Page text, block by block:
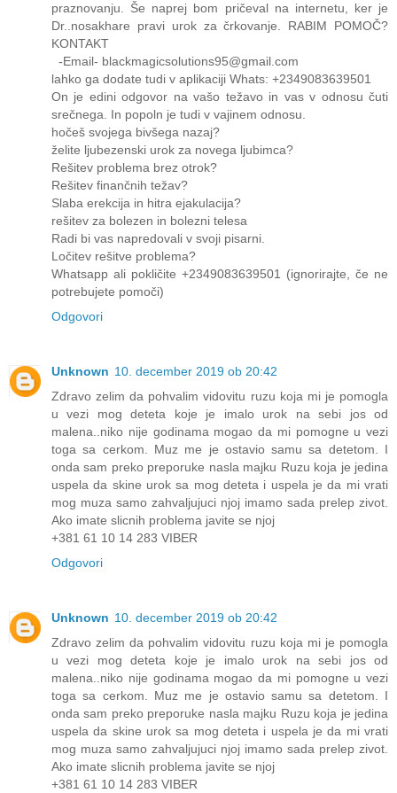
praznovanju. Še naprej bom pričeval na internetu, ker je
Dr..nosakhare pravi urok za črkovanje. RABIM POMOČ?
KONTAKT
-Email- blackmagicsolutions95@gmail.com
lahko ga dodate tudi v aplikaciji Whats: +2349083639501
On je edini odgovor na vašo težavo in vas v odnosu čuti
srečnega. In popoln je tudi v vajinem odnosu.
hočeš svojega bivšega nazaj?
želite ljubezenski urok za novega ljubimca?
Rešitev problema brez otrok?
Rešitev finančnih težav?
Slaba erekcija in hitra ejakulacija?
rešitev za bolezen in bolezni telesa
Radi bi vas napredovali v svoji pisarni.
Ločitev rešitve problema?
Whatsapp ali pokličite +2349083639501 (ignorirajte, če ne
potrebujete pomoči)
Odgovori
Unknown 10. december 2019 ob 20:42
Zdravo zelim da pohvalim vidovitu ruzu koja mi je pomogla
u vezi mog deteta koje je imalo urok na sebi jos od
malena..niko nije godinama mogao da mi pomogne u vezi
toga sa cerkom. Muz me je ostavio samu sa detetom. I
onda sam preko preporuke nasla majku Ruzu koja je jedina
uspela da skine urok sa mog deteta i uspela je da mi vrati
mog muza samo zahvaljujuci njoj imamo sada prelep zivot.
Ako imate slicnih problema javite se njoj
+381 61 10 14 283 VIBER
Odgovori
Unknown 10. december 2019 ob 20:42
Zdravo zelim da pohvalim vidovitu ruzu koja mi je pomogla
u vezi mog deteta koje je imalo urok na sebi jos od
malena..niko nije godinama mogao da mi pomogne u vezi
toga sa cerkom. Muz me je ostavio samu sa detetom. I
onda sam preko preporuke nasla majku Ruzu koja je jedina
uspela da skine urok sa mog deteta i uspela je da mi vrati
mog muza samo zahvaljujuci njoj imamo sada prelep zivot.
Ako imate slicnih problema javite se njoj
+381 61 10 14 283 VIBER